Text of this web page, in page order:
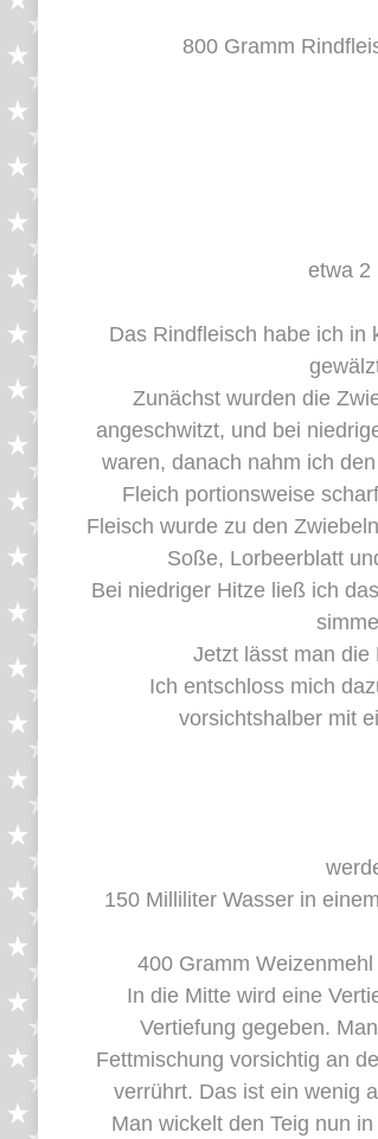
800 Gramm
etwa 2
Das Rindfleisch habe ich in
Zunächst wurden die
angeschwitzt, und bei
waren, danach nahm ich
Fleich portionsweise
Fleisch wurde zu den
Soße, Lorbeerblatt
Bei niedriger Hitze ließ ich
Jetzt lässt man die
Ich entschloss mich
vorsichtshalber mit
150 Milliliter Wasser in
400 Gramm
In die Mitte wird eine
Vertiefung gegeben.
Fettmischung vorsichtig an
verrührt. Das ist ein wenig
Man wickelt den Teig nun